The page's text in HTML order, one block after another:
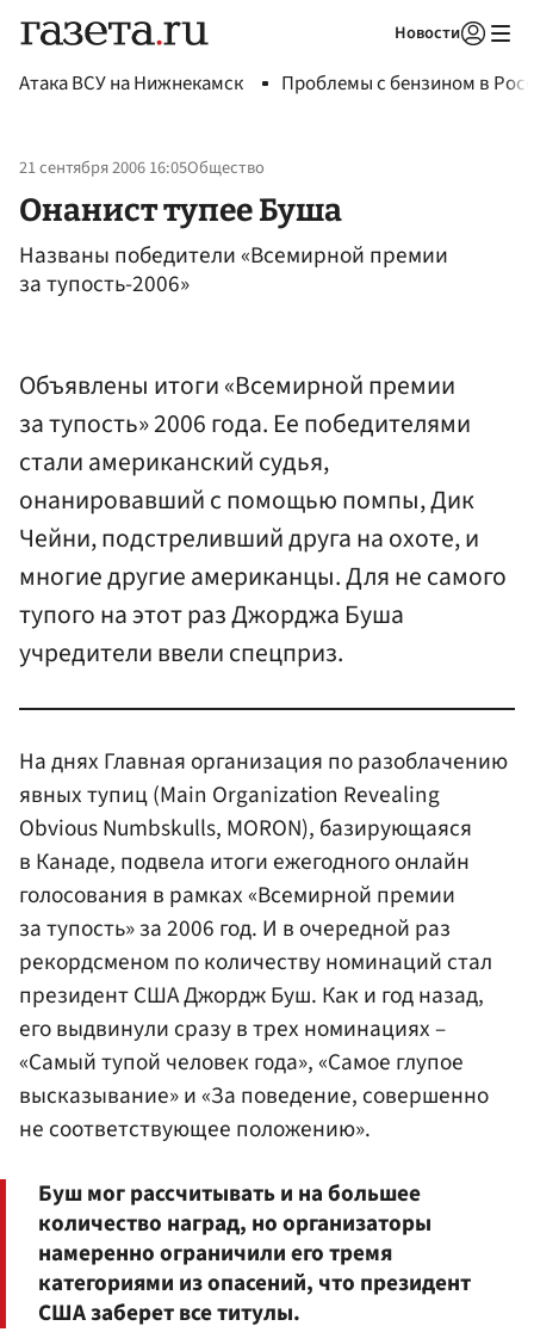
Новости
Атака ВСУ на Нижнекамск Проблемы с бензином в
21 сентября 2006 16:05Общество
Онанист тупее Буша
Названы победители «Всемирной премии
за тупость-2006»
Объявлены итоги «Всемирной премии
за тупость» 2006 года. Ее победителями
стали американский судья,
онанировавший с помощью помпы, Дик
Чейни, подстреливший друга на охоте, и
многие другие американцы. Для не самого
тупого на этот раз Джорджа Буша
учредители ввели спецприз.
На днях Главная организация по разоблачению
явных тупиц (Main Organization Revealing
Obvious Numbskulls, MORON), базирующаяся
в Канаде, подвела итоги ежегодного онлайн
голосования в рамках «Всемирной премии
за тупость» за 2006 год. И в очередной раз
рекордсменом по количеству номинаций стал
президент США Джордж Буш. Как и год назад,
его выдвинули сразу в трех номинациях –
«Самый тупой человек года», «Самое глупое
высказывание» и «За поведение, совершенно
не соответствующее положению».
Буш мог рассчитывать и на большее
количество наград, но организаторы
намеренно ограничили его тремя
категориями из опасений, что президент
США заберет все титулы.